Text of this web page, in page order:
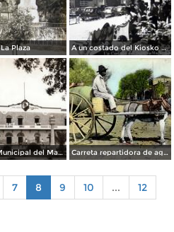
La Plaza A un costado del Kiosko y Jardin
Palacio Municipal del Matamoros Carreta repartidora de agua
7 8 9 10 ...
12